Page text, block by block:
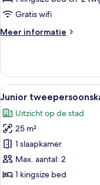
2
(with
Gratis wifi
Meer informatie
Meer
kamer,
twee-
2
eenpersoonsbedden
(with
view)
Alle
foto's
voor
Junior
balkon
(Juliet,
8
Junior
Uitzicht op de stad
25 m²
1 slaapkamer
Max. aantal: 2
1 kingsize bed